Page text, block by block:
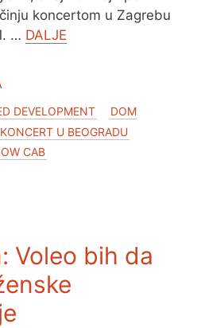
koncertom u Zagrebu
… DALJE
DEVELOPMENT
DOM
KONCERT U BEOGRADU
CAB
Voleo bih da